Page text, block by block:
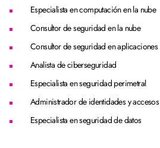
Especialista en computación en la nube
Consultor de seguridad en la nube
Consultor de seguridad en aplicaciones
Analista de ciberseguridad
Especialista en seguridad perimetral
Administrador de identidades y accesos
Especialista en seguridad de datos